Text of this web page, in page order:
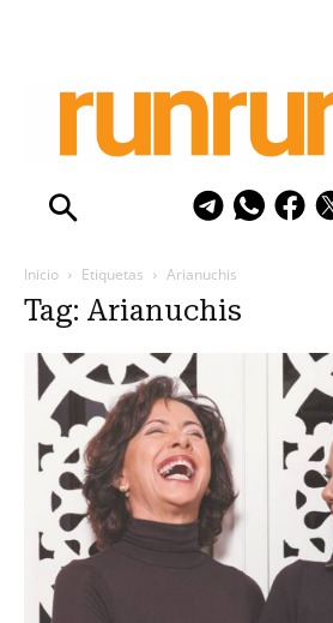
Inicio Etiquetas Arianuchis
Tag: Arianuchis